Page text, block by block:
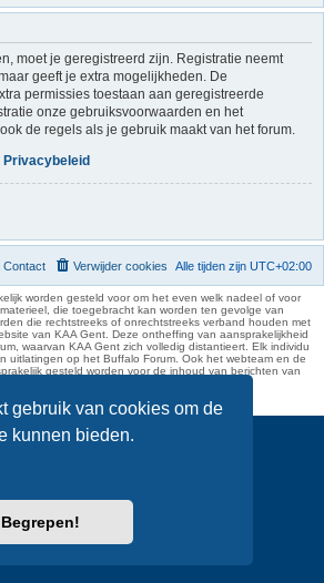
gebruik van cookies om de
kunnen bieden.
Begrepen!
moet je geregistreerd zijn. Registratie neemt
geeft je extra mogelijkheden. De
permissies toestaan aan geregistreerde
onze gebruiksvoorwaarden en het
de regels als je gebruik maakt van het forum.
Privacybeleid
Alle tijden zijn UTC+02:00
Verwijder cookies
Contact
worden gesteld voor om het even welk nadeel of voor
die toegebracht kan worden ten gevolge van
die rechtstreeks of onrechtstreeks verband houden met
van KAA Gent. Deze ontheffing van aansprakelijkheid
waarvan KAA Gent zich volledig distantieert. Elk individu
uitlatingen op het Buffalo Forum. Ook het webteam en de
gesteld worden voor de inhoud van berichten van